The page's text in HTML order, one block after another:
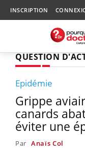
INSCRIPTION
QUESTION
Epidémie
Grippe
canards
éviter une
Par Anaïs Col